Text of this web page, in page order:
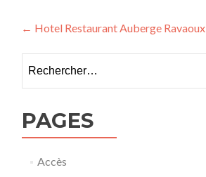
Navigation
de
l’article
← Hotel Restaurant Auberge Ravaoux
PAGES
Accès